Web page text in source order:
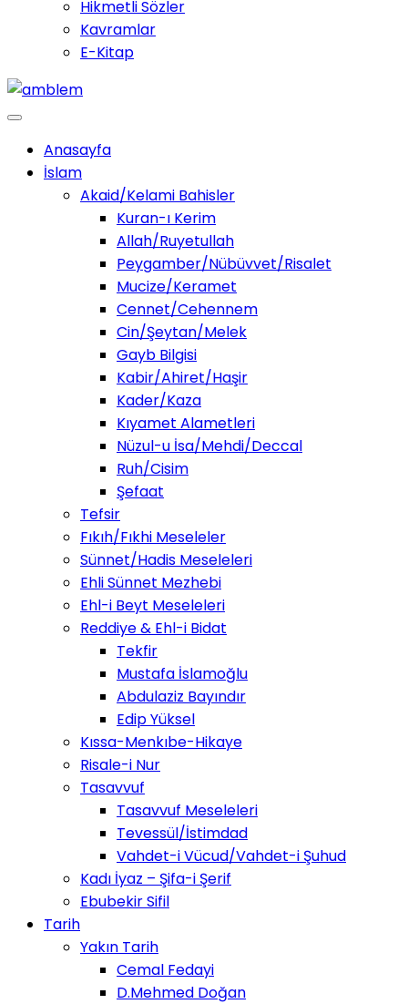
Hikmetli Sözler
Kavramlar
E-Kitap
Anasayfa
İslam
Akaid/Kelami Bahisler
Kuran-ı Kerim
Allah/Ruyetullah
Peygamber/Nübüvvet/Risalet
Mucize/Keramet
Cennet/Cehennem
Cin/Şeytan/Melek
Gayb Bilgisi
Kabir/Ahiret/Haşir
Kader/Kaza
Kıyamet Alametleri
Nüzul-u İsa/Mehdi/Deccal
Ruh/Cisim
Şefaat
Tefsir
Fıkıh/Fıkhi Meseleler
Sünnet/Hadis Meseleleri
Ehli Sünnet Mezhebi
Ehl-i Beyt Meseleleri
Reddiye & Ehl-i Bidat
Tekfir
Mustafa İslamoğlu
Abdulaziz Bayındır
Edip Yüksel
Kıssa-Menkıbe-Hikaye
Risale-i Nur
Tasavvuf
Tasavvuf Meseleleri
Tevessül/İstimdad
Vahdet-i Vücud/Vahdet-i Şuhud
Kadı İyaz – Şifa-i Şerif
Ebubekir Sifil
Tarih
Yakın Tarih
Cemal Fedayi
D.Mehmed Doğan